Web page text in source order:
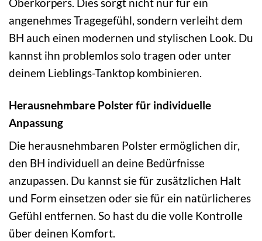
angenehmes Tragegefühl, sondern verleiht dem
BH auch einen modernen und stylischen Look. Du
kannst ihn problemlos solo tragen oder unter
deinem Lieblings-Tanktop kombinieren.
Herausnehmbare Polster für individuelle
Anpassung
Die herausnehmbaren Polster ermöglichen dir,
den BH individuell an deine Bedürfnisse
anzupassen. Du kannst sie für zusätzlichen Halt
und Form einsetzen oder sie für ein natürlicheres
Gefühl entfernen. So hast du die volle Kontrolle
über deinen Komfort.